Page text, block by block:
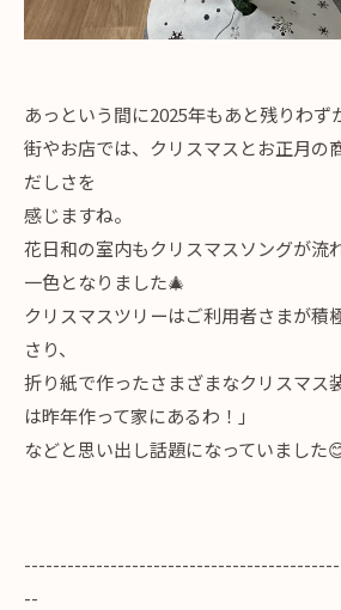
あっという間に2025年もあと残りわず
街やお店では、クリスマスとお正月の
だしさを
感じますね。
花日和の室内もクリスマスソングが流
一色となりました🎄
クリスマスツリーはご利用者さまが積
さり、
折り紙で作ったさまざまなクリスマス
は昨年作って家にあるわ！」
などと思い出し話題になっていました
--